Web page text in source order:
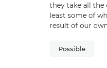
they take all the
least some of
result of our
Possible